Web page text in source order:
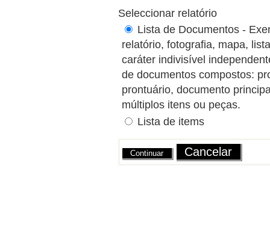
Seleccionar relatório
Lista de Documentos -
relatório, fotografia, mapa,
caráter indivisível
de documentos compostos:
prontuário, documento
múltiplos itens ou peças.
Lista de items
Ações Cancelar